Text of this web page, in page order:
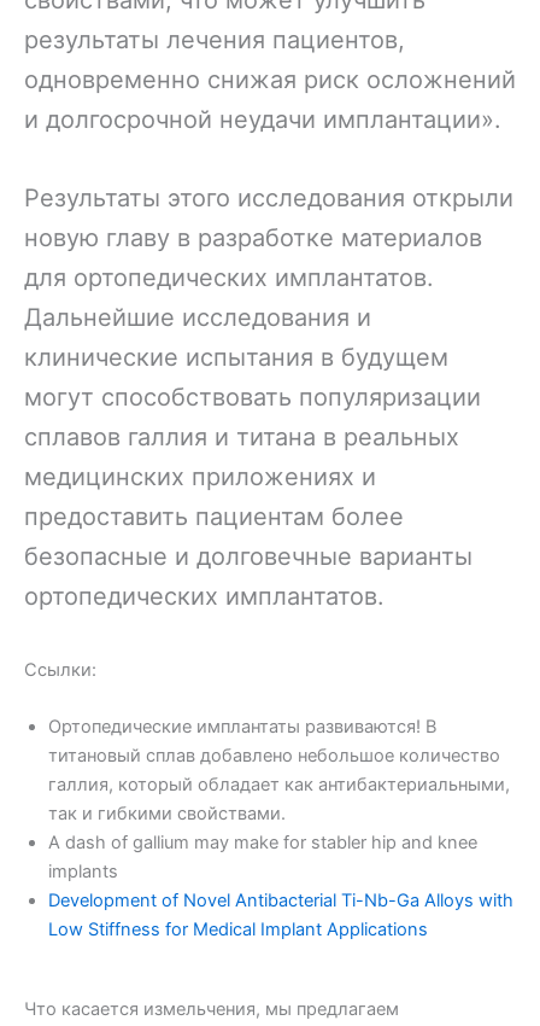
результаты лечения пациентов,
одновременно снижая риск осложнений
и долгосрочной неудачи имплантации».
Результаты этого исследования открыли
новую главу в разработке материалов
для ортопедических имплантатов.
Дальнейшие исследования и
клинические испытания в будущем
могут способствовать популяризации
сплавов галлия и титана в реальных
медицинских приложениях и
предоставить пациентам более
безопасные и долговечные варианты
ортопедических имплантатов.
Ссылки:
Ортопедические имплантаты развиваются! В
титановый сплав добавлено небольшое количество
галлия, который обладает как антибактериальными,
так и гибкими свойствами.
A dash of gallium may make for stabler hip and knee
implants
Development of Novel Antibacterial Ti-Nb-Ga Alloys with
Low Stiffness for Medical Implant Applications
Что касается измельчения, мы предлагаем